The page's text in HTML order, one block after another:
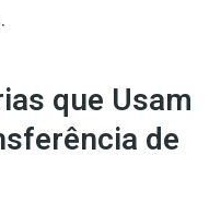
que Usam
de